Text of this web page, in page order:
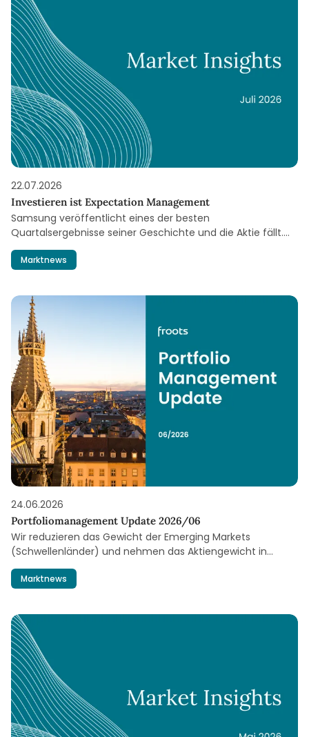
22.07.2026
Investieren ist Expectation Management
Samsung veröffentlicht eines der besten
Quartalsergebnisse seiner Geschichte und die Aktie fällt.
Wie kann das sein?
Marktnews
24.06.2026
Portfoliomanagement Update 2026/06
Wir reduzieren das Gewicht der Emerging Markets
(Schwellenländer) und nehmen das Aktiengewicht in
unseren Multi-Asset-Portfolios ein weiteres Stück zurück.
Marktnews